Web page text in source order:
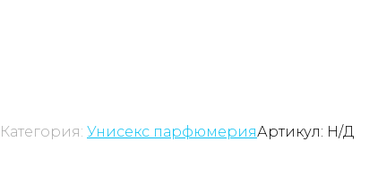
Категория: Унисекс парфюмерияАртикул: Н/Д